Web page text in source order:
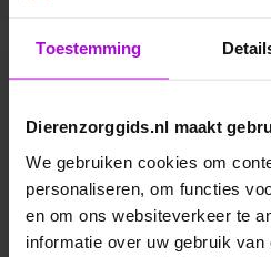
Toestemming
Dierenzorggids.nl maakt
We gebruiken cookies om
personaliseren, om functies
en om ons websiteverkeer te
informatie over uw gebruik
Dierenkliniek
Ontwormen pup